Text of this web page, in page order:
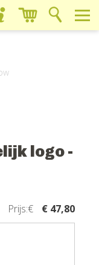
logo -
Prijs:€ € 47,80